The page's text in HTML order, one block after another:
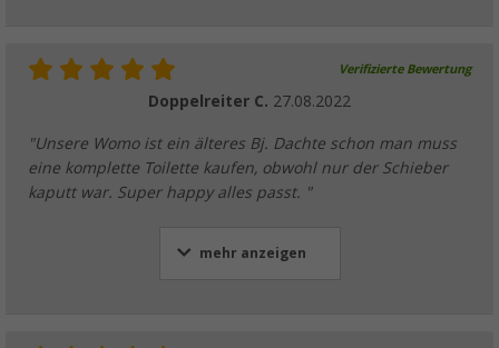
Verifizierte Bewertung
Doppelreiter C. 27.08.2022
"Unsere Womo ist ein älteres Bj. Dachte schon man muss
eine komplette Toilette kaufen, obwohl nur der Schieber
kaputt war. Super happy alles passt. "
mehr anzeigen